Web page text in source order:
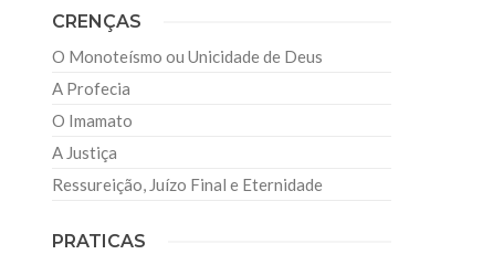
CRENÇAS
O Monoteísmo ou Unicidade de Deus
A Profecia
O Imamato
A Justiça
Ressureição, Juízo Final e Eternidade
PRATICAS